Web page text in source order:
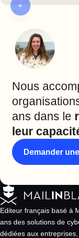
Nous
ans dans le
leur
Demander
Editeur français basé à
ans des solutions de
dédiées aux